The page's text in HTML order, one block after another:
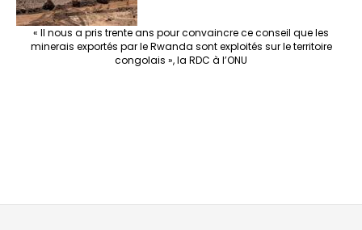
« Il nous a pris trente ans pour convaincre ce conseil que les
minerais exportés par le Rwanda sont exploités sur le territoire
congolais », la RDC à l’ONU